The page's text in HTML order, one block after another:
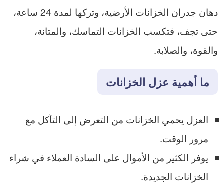
دهان جدران الخزانات الأرضية، وتركها لمدة 24 ساعة،
حتى تجف، فتكسب الخزانات التماسك، والمتانة،
والقوة، والصلابة.
ما أهمية عزل الخزانات
العزل يحمي الخزانات من التعرض إلى التآكل مع
مرور الوقت.
يوفر الكثير من الأموال على السادة العملاء في شراء
الخزانات الجديدة.